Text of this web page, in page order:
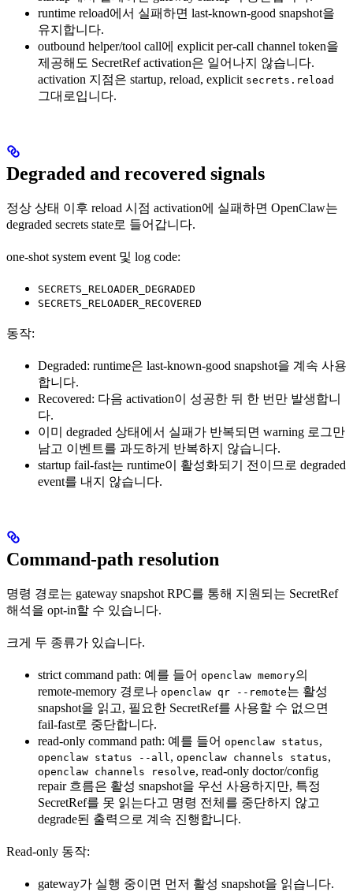
runtime reload에서 실패하면 last-known-good snapshot을
유지합니다.
outbound helper/tool call에 explicit per-call channel token을
제공해도 SecretRef activation은 일어나지 않습니다.
activation 지점은 startup, reload, explicit secrets.reload
그대로입니다.
Degraded and recovered signals
정상 상태 이후 reload 시점 activation에 실패하면 OpenClaw는
degraded secrets state로 들어갑니다.
one-shot system event 및 log code:
SECRETS_RELOADER_DEGRADED
SECRETS_RELOADER_RECOVERED
동작:
Degraded: runtime은 last-known-good snapshot을 계속 사용
합니다.
Recovered: 다음 activation이 성공한 뒤 한 번만 발생합니
다.
이미 degraded 상태에서 실패가 반복되면 warning 로그만
남고 이벤트를 과도하게 반복하지 않습니다.
startup fail-fast는 runtime이 활성화되기 전이므로 degraded
event를 내지 않습니다.
Command-path resolution
명령 경로는 gateway snapshot RPC를 통해 지원되는 SecretRef
해석을 opt-in할 수 있습니다.
크게 두 종류가 있습니다.
strict command path: 예를 들어 openclaw memory의
remote-memory 경로나 openclaw qr --remote는 활성
snapshot을 읽고, 필요한 SecretRef를 사용할 수 없으면
fail-fast로 중단합니다.
read-only command path: 예를 들어 openclaw status,
openclaw status --all , openclaw channels status,
openclaw channels resolve, read-only doctor/config
repair 흐름은 활성 snapshot을 우선 사용하지만, 특정
SecretRef를 못 읽는다고 명령 전체를 중단하지 않고
degrade된 출력으로 계속 진행합니다.
Read-only 동작:
gateway가 실행 중이면 먼저 활성 snapshot을 읽습니다.